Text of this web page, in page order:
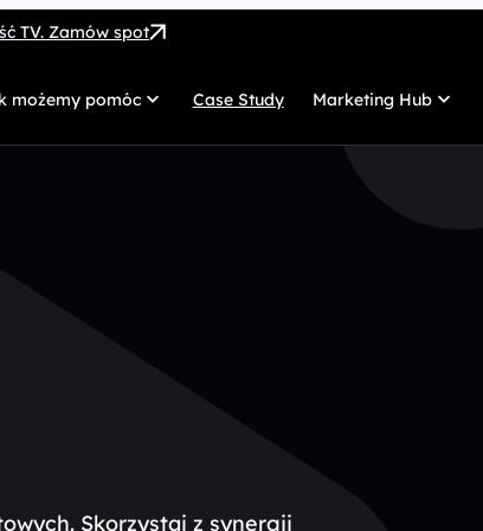
TV. Zamów spot
możemy pomóc Case Study Marketing Hub
Skorzystaj z synergii